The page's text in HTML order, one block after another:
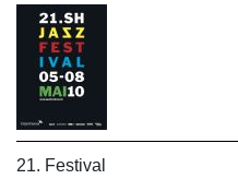
21. Festival